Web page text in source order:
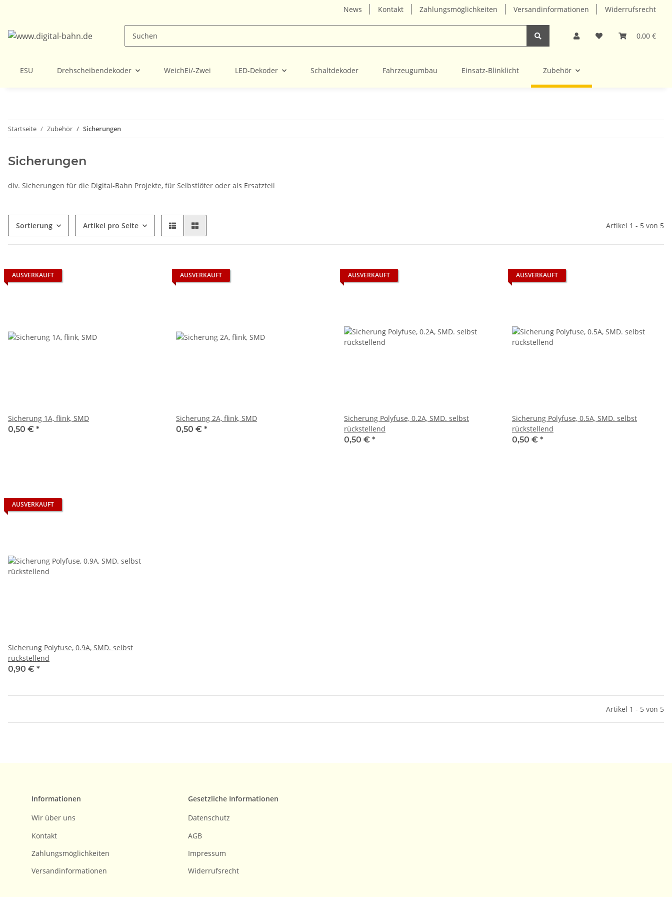
News Kontakt Zahlungsmöglichkeiten Versandinformationen Widerrufsrecht
0,00 €
ESU Drehscheibendekoder WeichEi/-Zwei LED-Dekoder Schaltdekoder Fahrzeugumbau Einsatz-Blinklicht Zubehör
Startseite Zubehör Sicherungen
Sicherungen
div. Sicherungen für die Digital-Bahn Projekte, für Selbstlöter oder als Ersatzteil
Sortierung Artikel pro Seite Artikel 1 - 5 von 5
AUSVERKAUFT
Sicherung 1A, flink, SMD
0,50 € *
AUSVERKAUFT
Sicherung 2A, flink, SMD
0,50 € *
AUSVERKAUFT
Sicherung Polyfuse, 0.2A, SMD. selbst
rückstellend
0,50 € *
AUSVERKAUFT
Sicherung Polyfuse, 0.5A, SMD. selbst
rückstellend
0,50 € *
AUSVERKAUFT
Sicherung Polyfuse, 0.9A, SMD. selbst
rückstellend
0,90 € *
Artikel 1 - 5 von 5
Informationen
Wir über uns
Kontakt
Zahlungsmöglichkeiten
Versandinformationen
Gesetzliche Informationen
Datenschutz
AGB
Impressum
Widerrufsrecht